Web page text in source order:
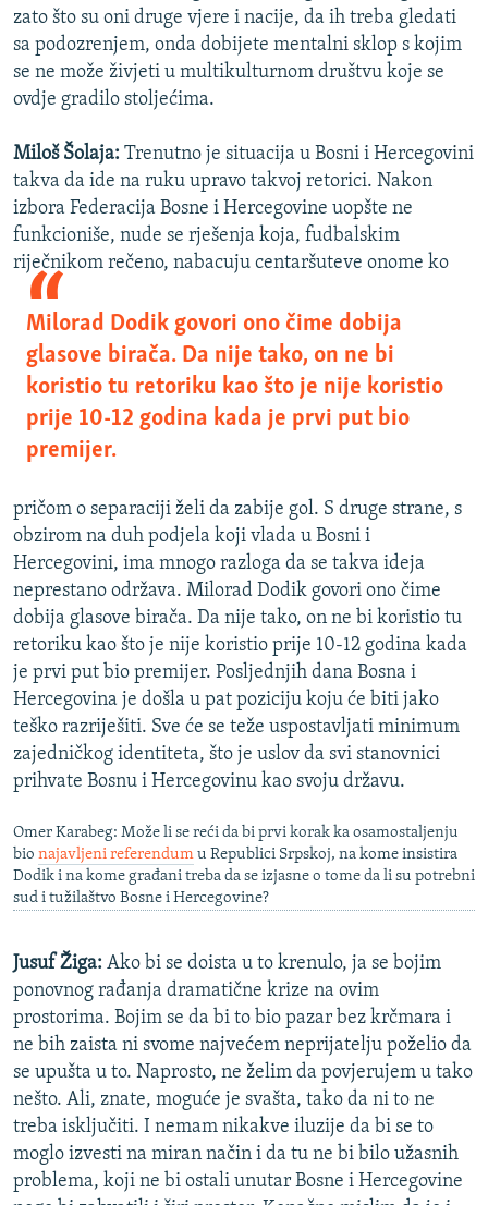
zato što su oni druge vjere i nacije, da ih treba gledati
sa podozrenjem, onda dobijete mentalni sklop s kojim
se ne može živjeti u multikulturnom društvu koje se
ovdje gradilo stoljećima.
Miloš Šolaja: Trenutno je situacija u Bosni i Hercegovini
takva da ide na ruku upravo takvoj retorici. Nakon
izbora Federacija Bosne i Hercegovine uopšte ne
funkcioniše, nude se rješenja koja, fudbalskim
riječnikom rečeno, nabacuju
Milorad Dodik govori ono čime dobija
glasove birača. Da nije tako, on ne bi
koristio tu retoriku kao što je nije koristio
prije 10-12 godina kada je prvi put bio
premijer.
centaršuteve onome ko
pričom o separaciji želi da zabije gol. S druge strane, s
obzirom na duh podjela koji vlada u Bosni i
Hercegovini, ima mnogo razloga da se takva ideja
neprestano održava. Milorad Dodik govori ono čime
dobija glasove birača. Da nije tako, on ne bi koristio tu
retoriku kao što je nije koristio prije 10-12 godina kada
je prvi put bio premijer. Posljednjih dana Bosna i
Hercegovina je došla u pat poziciju koju će biti jako
teško razriješiti. Sve će se teže uspostavljati minimum
zajedničkog identiteta, što je uslov da svi stanovnici
prihvate Bosnu i Hercegovinu kao svoju državu.
Omer Karabeg: Može li se reći da bi prvi korak ka osamostaljenju
bio najavljeni referendum u Republici Srpskoj, na kome insistira
Dodik i na kome građani treba da se izjasne o tome da li su potrebni
sud i tužilaštvo Bosne i Hercegovine?
Jusuf Žiga: Ako bi se doista u to krenulo, ja se bojim
ponovnog rađanja dramatične krize na ovim
prostorima. Bojim se da bi to bio pazar bez krčmara i
ne bih zaista ni svome najvećem neprijatelju poželio da
se upušta u to. Naprosto, ne želim da povjerujem u tako
nešto. Ali, znate, moguće je svašta, tako da ni to ne
treba isključiti. I nemam nikakve iluzije da bi se to
moglo izvesti na miran način i da tu ne bi bilo užasnih
problema, koji ne bi ostali unutar Bosne i Hercegovine